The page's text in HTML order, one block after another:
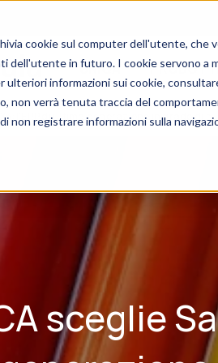
cookie sul computer dell'utente, che
dell'utente in futuro. I cookie servono a
ulteriori informazioni sui cookie,
non verrà tenuta traccia del
non registrare informazioni sulla
UNIQA
X3: l’ERP di ultima generazione in grado di
sceglie